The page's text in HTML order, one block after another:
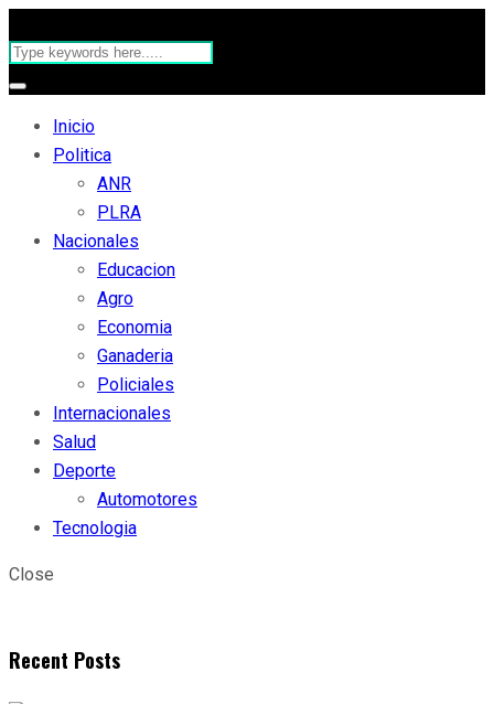
Inicio
Politica
ANR
PLRA
Nacionales
Educacion
Agro
Economia
Ganaderia
Policiales
Internacionales
Salud
Deporte
Automotores
Tecnologia
Close
Recent Posts